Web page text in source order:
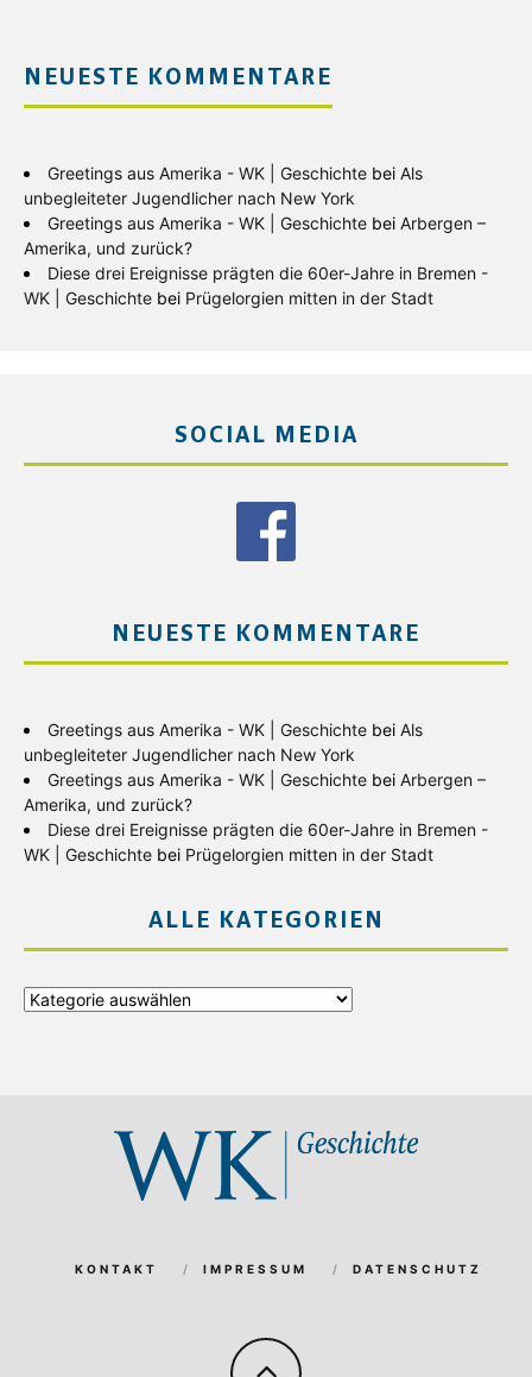
NEUESTE KOMMENTARE
Greetings aus Amerika - WK | Geschichte bei Als
unbegleiteter Jugendlicher nach New York
Greetings aus Amerika - WK | Geschichte bei Arbergen –
Amerika, und zurück?
Diese drei Ereignisse prägten die 60er-Jahre in Bremen -
WK | Geschichte bei Prügelorgien mitten in der Stadt
SOCIAL MEDIA
NEUESTE KOMMENTARE
Greetings aus Amerika - WK | Geschichte bei Als
unbegleiteter Jugendlicher nach New York
Greetings aus Amerika - WK | Geschichte bei Arbergen –
Amerika, und zurück?
Diese drei Ereignisse prägten die 60er-Jahre in Bremen -
WK | Geschichte bei Prügelorgien mitten in der Stadt
ALLE KATEGORIEN
Alle
KONTAKT IMPRESSUM DATENSCHUTZ